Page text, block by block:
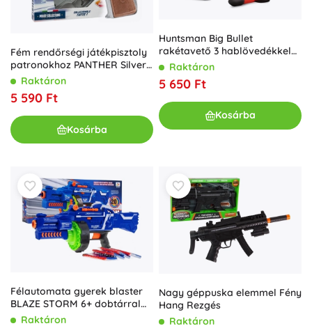
Fém rendőrségi játékpisztoly
patronokhoz PANTHER Silver,
8-lövetű
Raktáron
5 590 Ft
Kosárba
Huntsman Big Bullet
rakétavető 3 hablövedékkel
37 cm
Raktáron
5 650 Ft
Kosárba
Félautomata gyerek blaster
BLAZE STORM 6+ dobtárral
és 20 szivacslövedékkel
Raktáron
Nagy géppuska elemmel Fény
Hang Rezgés
Raktáron